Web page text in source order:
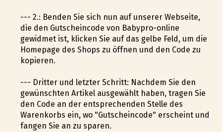
--- 2.: Befinden Sie sich nun auf unserer Webseite,
die den Gutscheincode von Babyprofi-online
gewidmet ist, klicken Sie auf das gelbe Feld, um die
Homepage des Shops zu öffnen und den Code zu
kopieren.
--- Dritter und letzter Schritt: Nachdem Sie den
gewünschten Artikel ausgewählt haben, tragen Sie
den Code an der entsprechenden Stelle des
Warenkorbs ein, wo "Gutscheincode" erscheint und
fangen Sie an zu sparen.